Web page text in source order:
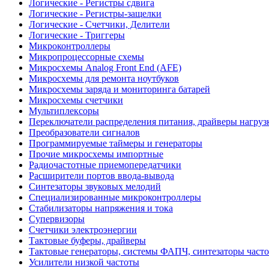
Логические - Регистры сдвига
Логические - Регистры-защелки
Логические - Счетчики, Делители
Логические - Триггеры
Микроконтроллеры
Микропроцессорные схемы
Микросхемы Analog Front End (AFE)
Микросхемы для ремонта ноутбуков
Микросхемы заряда и мониторинга батарей
Микросхемы счетчики
Мультиплексоры
Переключатели распределения питания, драйверы
Преобразователи сигналов
Программируемые таймеры и генераторы
Прочие микросхемы импортные
Радиочастотные приемопередатчики
Расширители портов ввода-вывода
Синтезаторы звуковых мелодий
Специализированные микроконтроллеры
Стабилизаторы напряжения и тока
Супервизоры
Счетчики электроэнергии
Тактовые буферы, драйверы
Тактовые генераторы, системы ФАПЧ, синтезаторы
Усилители низкой частоты